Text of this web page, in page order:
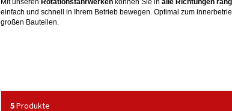
Mit unseren Rotationsfahrwerken können Sie in alle Richtungen
einfach und schnell in Ihrem Betrieb bewegen. Optimal zum
großen Bauteilen.
5Produkte